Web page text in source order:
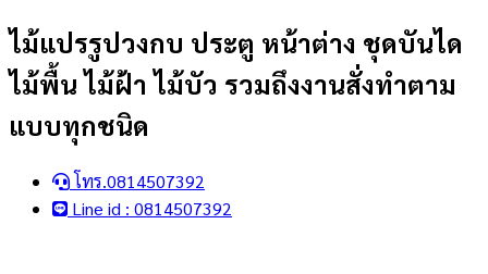
Skip
content
ไม้แปรรูปวงกบ ประตู หน้าต่าง ชุดบันได
ไม้พื้น ไม้ฝ้า ไม้บัว รวมถึงงานสั่งทำตาม
แบบทุกชนิด
โทร.0814507392
Line id : 0814507392